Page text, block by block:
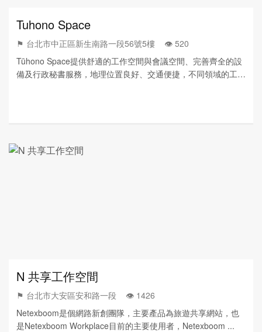
Tuhono Space
⚑ 台北市中正區新生南路一段56號5樓 👁️‍ 520
Tūhono Space提供舒適的工作空間與會議空間、完善齊全的設
備及行政秘書服務，地理位置良好、交通便捷，不同領域的工作
N 共享工作空間
⚑ 台北市大安區安和路一段 👁️‍ 1426
Netexboom是個網路新創團隊，主要產品為旅遊共享網站，也
是Netexboom Workplace目前的主要使用者，Netexboom ...